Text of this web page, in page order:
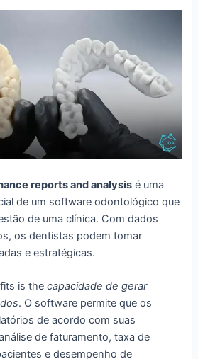
reports and analysis é uma
de um software odontológico que
de uma clínica. Com dados
os dentistas podem tomar
e estratégicas.
is thecapacidade de gerar
. O software permite que os
de acordo com suas
de faturamento, taxa de
e desempenho de